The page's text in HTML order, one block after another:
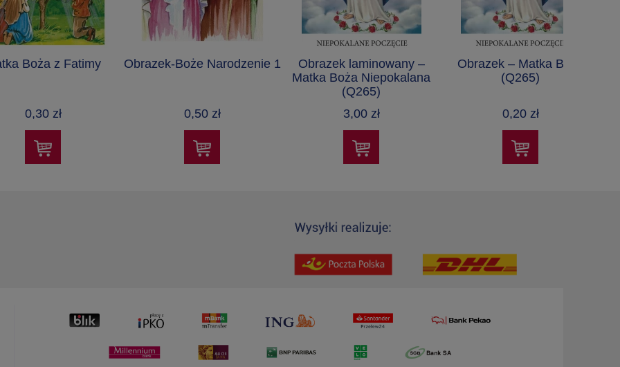
Boża z Fatimy
0,30 zł
Obrazek-Boże Narodzenie 1
0,50 zł
Obrazek laminowany –
Matka Boża Niepokalana
(Q265)
3,00 zł
Obrazek – Matka Boża
(Q265)
0,20 zł